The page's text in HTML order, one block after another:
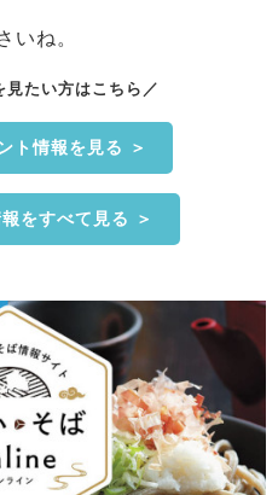
いね。
見たい方はこちら／
ト情報を見る ＞
をすべて見る ＞